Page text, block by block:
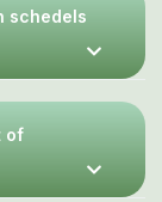
schedels
of